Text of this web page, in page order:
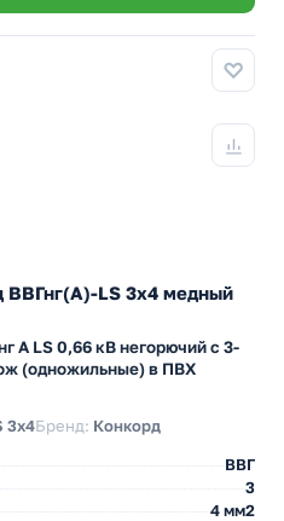
ВВГнг(А)-LS 3х4 медный
А LS 0,66 кВ негорючий с 3-
(одножильные) в ПВХ
3х4Бренд: Конкорд
ВВГ
3
4 мм2